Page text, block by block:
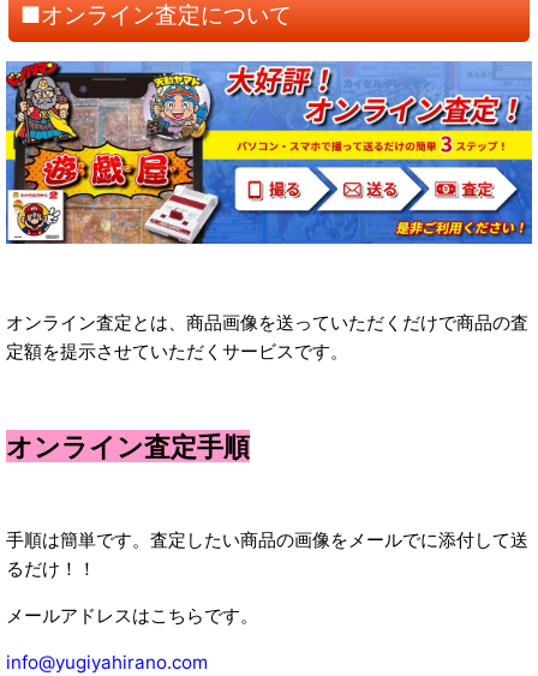
■オンライン査定について
オンライン査定とは、商品画像を送っていただくだけで商品の査
定額を提示させていただくサービスです。
オンライン査定手順
手順は簡単です。査定したい商品の画像をメールでに添付して送
るだけ！！
メールアドレスはこちらです。
info@yugiyahirano.com